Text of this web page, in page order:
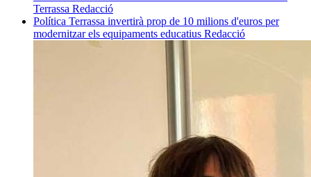
Terrassa Redacció
Política Terrassa invertirà prop de 10 milions d'euros per
modernitzar els equipaments educatius Redacció